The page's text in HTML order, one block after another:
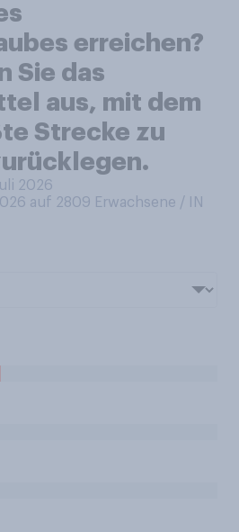
erreichen?
Sie das
aus, mit dem
Strecke zu
2026
auf 2809 Erwachsene / IN